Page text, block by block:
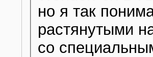
но я так
растянутыми
со